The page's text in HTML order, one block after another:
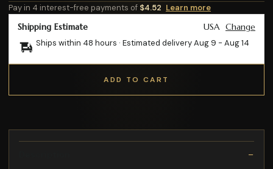
Pay in 4 interest-free payments of $4.52 Learn more
Shipping Estimate USA Change
Ships within 48 hours · Estimated deliveryAug 9 - Aug 14
ADD TO CART